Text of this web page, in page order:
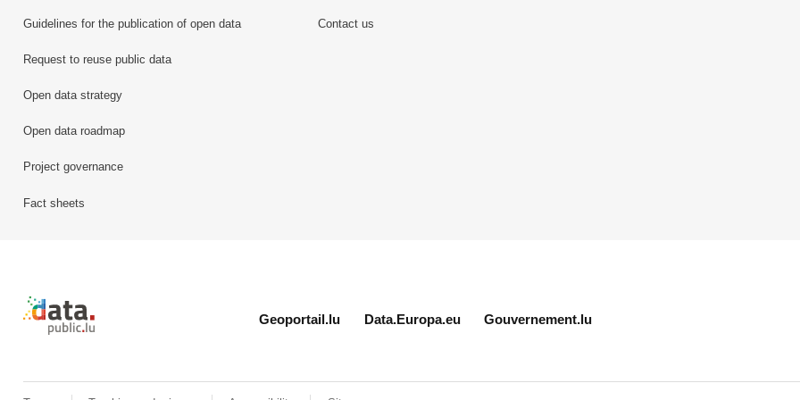
Guidelines for the publication of open data
Request to reuse public data
Open data strategy
Open data roadmap
Project governance
Fact sheets
Contact us
Retour à l'accueil de data.public.lu
Geoportail.lu Data.Europa.eu Gouvernement.lu